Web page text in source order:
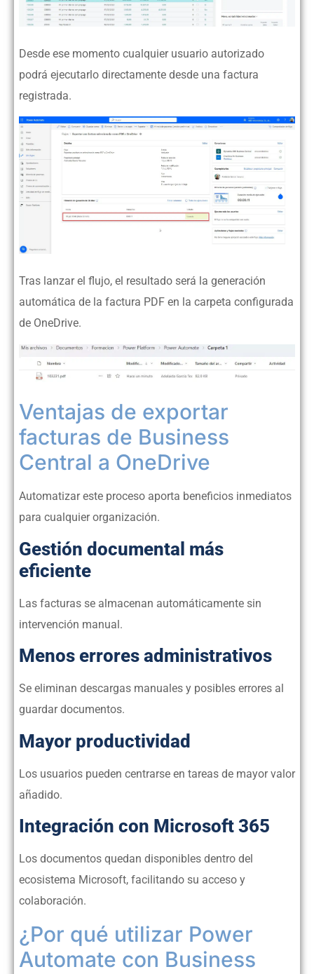
Desde ese momento cualquier usuario autorizado
podrá ejecutarlo directamente desde una factura
registrada.
Tras lanzar el flujo, el resultado será la generación
automática de la factura PDF en la carpeta configurada
de OneDrive.
Ventajas de exportar
facturas de Business
Central a OneDrive
Automatizar este proceso aporta beneficios inmediatos
para cualquier organización.
Gestión documental más
eficiente
Las facturas se almacenan automáticamente sin
intervención manual.
Menos errores administrativos
Se eliminan descargas manuales y posibles errores al
guardar documentos.
Mayor productividad
Los usuarios pueden centrarse en tareas de mayor valor
añadido.
Integración con Microsoft 365
Los documentos quedan disponibles dentro del
ecosistema Microsoft, facilitando su acceso y
colaboración.
¿Por qué utilizar Power
Automate con Business